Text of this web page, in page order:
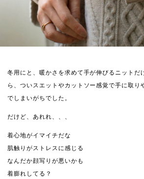
冬用にと、暖かさを求めて手が伸びるニットだ
ら、ついスエットやカットソー感覚で手に取り
でしまいがちでした。
だけど、あれれ、、、
着心地がイマイチだな
肌触りがストレスに感じる
なんだか顔写りが悪いかも
着膨れしてる？